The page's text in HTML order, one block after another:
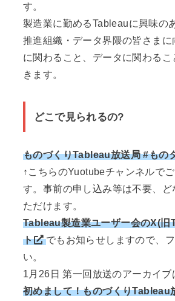
す。
製造業に勤めるTableauに興味の
推進組織・データ界隈の皆さまに
に関わること、データに関わる
きます。
どこで見られるの?
ものづくりTableau放送局 #もの
↑こちらのYuotubeチャンネルで
す。事前の申し込み等は不要、ど
ただけます。
Tableau製造業ユーザー会のX(旧
ト
でもお知らせしますので、
い。
1月26日 第一回放送のアーカ
初めまして！ものづくり